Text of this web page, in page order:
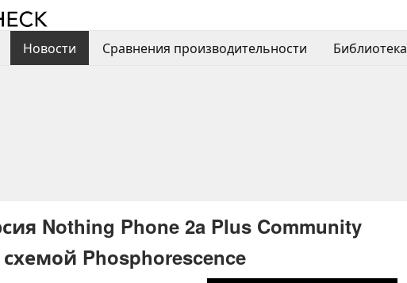
Новости Сравнения производительности Библиотека
Nothing Phone 2a Plus Community
Phosphorescence